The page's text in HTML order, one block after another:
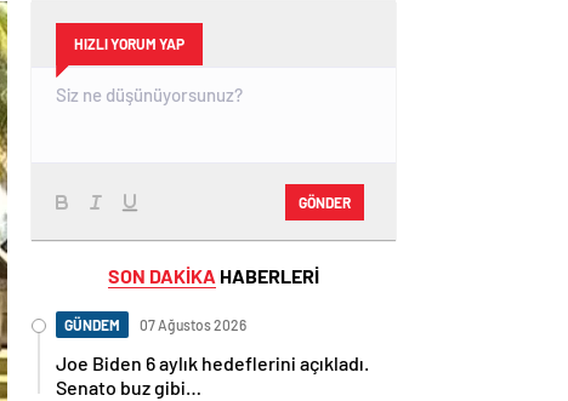
HIZLI YORUM YAP
GÖNDER
SON DAKİKA HABERLERİ
GÜNDEM 07 Ağustos 2026
Joe Biden 6 aylık hedeflerini açıkladı.
Senato buz gibi…